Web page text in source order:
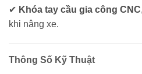
✔ Khóa tay cầu gia công CNC
khi nâng xe.
Thông Số Kỹ Thuật